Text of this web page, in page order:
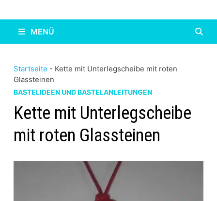
MENÜ
Startseite - Kette mit Unterlegscheibe mit roten
Glassteinen
BASTELIDEEN UND BASTELANLEITUNGEN
Kette mit Unterlegscheibe
mit roten Glassteinen